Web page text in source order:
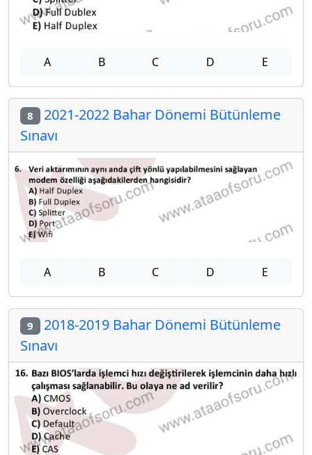
A B C D E
8 2021-2022 Bahar Dönemi Bütünleme
Sınavı
A B C D E
9 2018-2019 Bahar Dönemi Bütünleme
Sınavı